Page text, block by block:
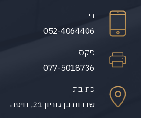
נייד
052-4064406
פקס
077-5018736
כתובת
שדרות בן גוריון 21, חיפה